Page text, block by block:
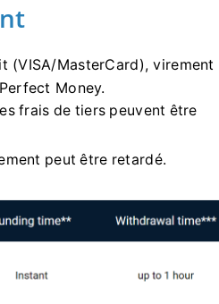
MasterCard), virement
Money.
frais de tiers peuvent être
peut être retardé.